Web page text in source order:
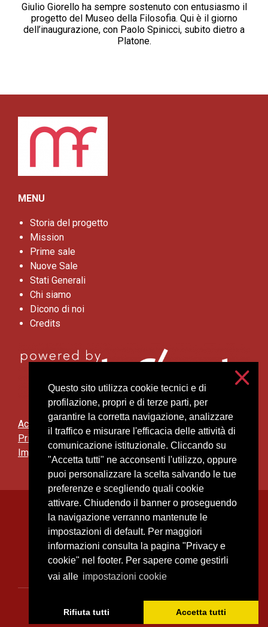
Questo sito utilizza cookie tecnici e di
profilazione, propri e di terze parti, per
garantire la corretta navigazione, analizzare
il traffico e misurare l'efficacia delle attività di
comunicazione istituzionale. Cliccando su
"Accetta tutti" ne acconsenti l'utilizzo, oppure
puoi personalizzare la scelta salvando le tue
preferenze e scegliendo quali cookie
attivare. Chiudendo il banner o proseguendo
la navigazione verranno mantenute le
impostazioni di default. Per maggiori
informazioni consulta la pagina "Privacy e
cookie" nel footer. Per sapere come gestirli
vai alle impostazioni cookie
Rifiuta tutti Accetta tutti
Giulio Giorello ha sempre sostenuto con entusiasmo il
progetto del Museo della Filosofia. Qui è il giorno
dell’inaugurazione, con Paolo Spinicci, subito dietro a
Platone.
MENU
Storia del progetto
Mission
Prime sale
Nuove Sale
Stati Generali
Chi siamo
Dicono di noi
Credits
Accessibilità
Privacy e cookies
Impostazioni cookie
Università degli Studi di Milano
Via Festa del Perdono, 7 - 20122 Milano
Posta Elettronica Certificata
C.F. 80012650158 - P.I. 03064870151